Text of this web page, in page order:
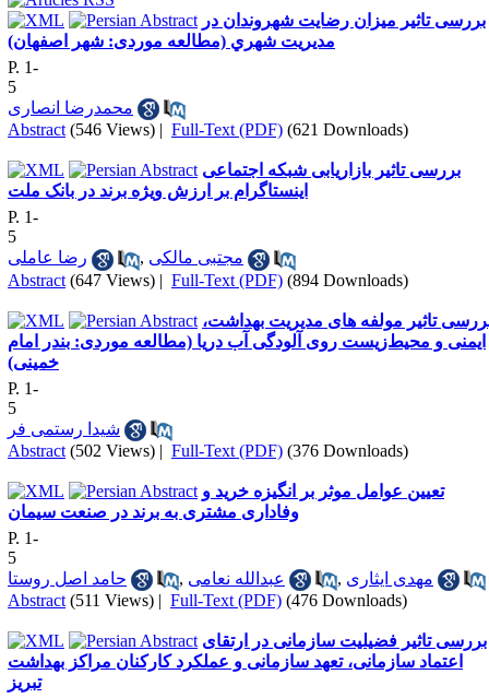
بررسی تاثیر میزان رضایت شهروندان در
مدیریت شهري (مطالعه موردی: شهر اصفهان)
P. 1-
5
محمدرضا انصاری
Abstract (546 Views) | Full-Text (PDF) (621 Downloads)
بررسی تاثیر بازاریابی شبکه اجتماعی
اینستاگرام بر ارزش ویژه برند در بانک ملت
P. 1-
5
رضا عاملی
, مجتبی مالکی
Abstract (647 Views) | Full-Text (PDF) (894 Downloads)
تاثیر مولفه های مدیریت بهداشت،
ایمنی و محیط‌زیست روی آلودگی آب دریا (مطالعه موردی: بندر امام
خمینی)
P. 1-
5
شیدا رستمی فر
Abstract (502 Views) | Full-Text (PDF) (376 Downloads)
تعیین عوامل موثر بر انگیزه خرید و
وفاداری مشتری به برند در صنعت سیمان
P. 1-
5
حامد اصل روستا
, عبدالله نعامی , مهدی ایثاری
Abstract (511 Views) | Full-Text (PDF) (476 Downloads)
بررسی تاثیر فضیلیت سازمانی در ارتقای
اعتماد سازمانی، تعهد سازمانی و عملکرد کارکنان مراکز بهداشت
تبریز